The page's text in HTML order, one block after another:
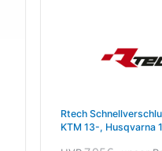
Rtech
KTM 13-, Husqvarna